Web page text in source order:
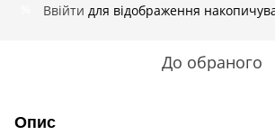
Ввійти для відображення
До обраного
Опис